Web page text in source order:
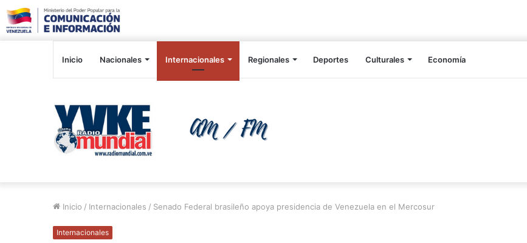
Inicio Nacionales Internacionales Regionales Deportes Culturales Economía
Inicio / Internacionales / Senado Federal brasileño apoya presidencia de Venezuela en el Mercosur
Internacionales